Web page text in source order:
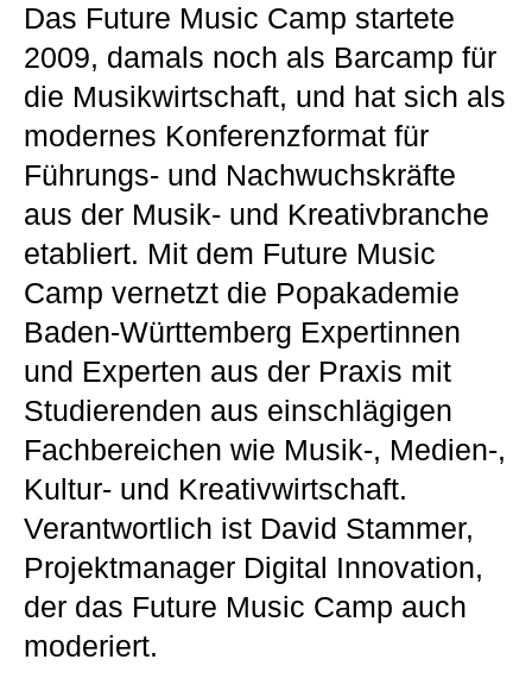
Das Future Music Camp startete
2009, damals noch als Barcamp für
die Musikwirtschaft, und hat sich als
modernes Konferenzformat für
Führungs- und Nachwuchskräfte
aus der Musik- und Kreativbranche
etabliert. Mit dem Future Music
Camp vernetzt die Popakademie
Baden-Württemberg Expertinnen
und Experten aus der Praxis mit
Studierenden aus einschlägigen
Fachbereichen wie Musik-, Medien-,
Kultur- und Kreativwirtschaft.
Verantwortlich ist David Stammer,
Projektmanager Digital Innovation,
der das Future Music Camp auch
moderiert.